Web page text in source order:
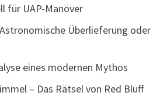
für UAP-Manöver
Überlieferung oder
eines modernen Mythos
– Das Rätsel von Red Bluff